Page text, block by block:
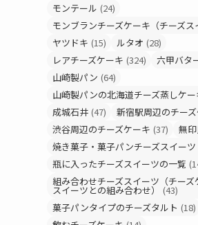
モンテール (24)
モンブランチーズケーキ（チーズス
ヤツドキ (15) ルタオ (28)
レアチーズケーキ (324) 六甲バタ
山崎製パン (64)
山崎製パンの北海道チーズ蒸しケー
成城石井 (47) 新宿駅周辺のチー
渋谷周辺のチーズケーキ (37) 無
焼き菓子・菓子パンチーズスイーツ
瓶に入ったチーズスイーツの一覧
組み合わせチーズスイーツ（チーズ
スイーツとの組み合わせ）
(43)
菓子パンタイプのチーズタルト (18)